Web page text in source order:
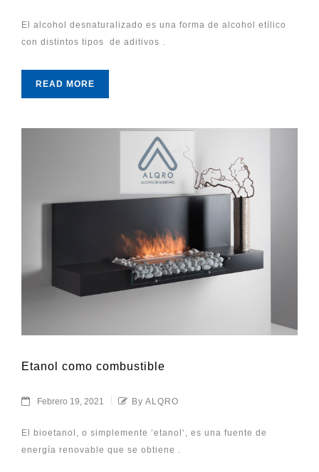
El alcohol desnaturalizado es una forma de alcohol etílico
con distintos tipos de aditivos .
READ MORE
Etanol como combustible
Febrero 19, 2021 By ALQRO
El bioetanol, o simplemente ‘etanol‘, es una fuente de
energía renovable que se obtiene .